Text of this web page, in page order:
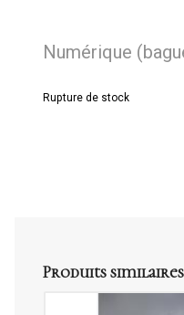
Numérique
Rupture de stock
Produits similaires